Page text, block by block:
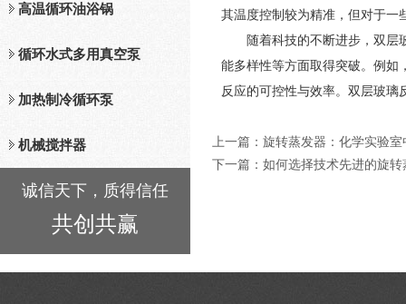
其温度控制较为精准，但对于一
随着科技的不断进步，双层玻
能多样性等方面取得突破。例如
反应的可控性与效率。双层玻
上一篇： 旋转蒸发器：化学实验
下一篇： 如何选择技术先进的旋
高温循环油浴锅
循环水式多用真空泵
加热制冷循环泵
机械搅拌器
诚信天下，质得信任
共创共赢